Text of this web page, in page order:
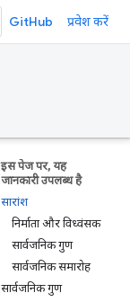
GitHub प्रवेश करें
इस पेज पर, यह
जानकारी उपलब्ध है
सारांश
निर्माता और विध्वंसक
सार्वजनिक गुण
सार्वजनिक समारोह
सार्वजनिक गुण